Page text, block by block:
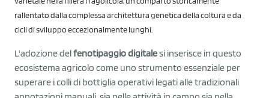
rallentato dalla complessa architettura genetica della coltura e da
cicli di sviluppo eccezionalmente lunghi.
L'adozione delfenotipaggio digitalesi inserisce in questo
ecosistema agricolo come uno strumento essenziale per
superare i colli di bottiglia operativi legati alle tradizionali